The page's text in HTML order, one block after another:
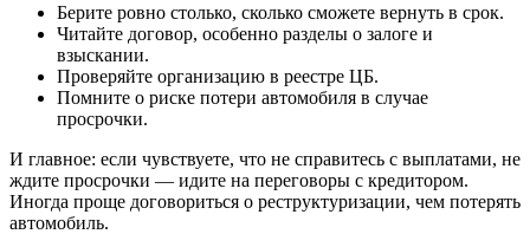
Берите ровно столько, сколько сможете вернуть в срок.
Читайте договор, особенно разделы о залоге и
взыскании.
Проверяйте организацию в реестре ЦБ.
Помните о риске потери автомобиля в случае
просрочки.
И главное: если чувствуете, что не справитесь с выплатами, не
ждите просрочки — идите на переговоры с кредитором.
Иногда проще договориться о реструктуризации, чем потерять
автомобиль.